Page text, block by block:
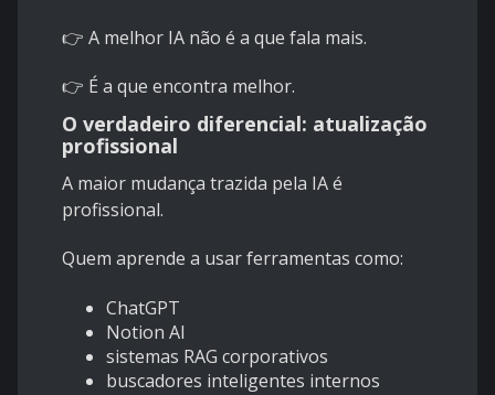
👉 A melhor IA não é a que fala mais.
👉 É a que encontra melhor.
O verdadeiro diferencial: atualização
profissional
A maior mudança trazida pela IA é
profissional.
Quem aprende a usar ferramentas como:
ChatGPT
Notion AI
sistemas RAG corporativos
buscadores inteligentes internos